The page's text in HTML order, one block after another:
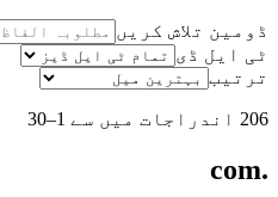
ڈومین تلاش کریں
ٹی ایل ڈی
ترتیب
206 اندراجات میں سے 1–30
.com